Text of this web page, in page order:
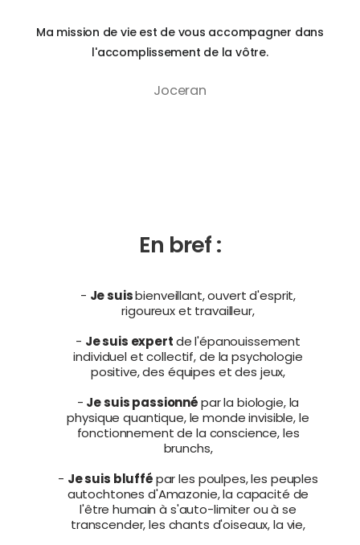
Ma mission de vie est de vous accompagner dans
l'accomplissement de la vôtre.
Joceran
En bref :
- Je suisbienveillant, ouvert d'esprit,
rigoureux et travailleur,
- Je suis expertde l'épanouissement
individuel et collectif, de la psychologie
positive, des équipes et des jeux,
- Je suis passionnépar la biologie, la
physique quantique, le monde invisible, le
fonctionnement de la conscience, les
brunchs,
- Je suis bluffépar les poulpes, les peuples
autochtones d'Amazonie, la capacité de
l'être humain à s'auto-limiter ou à se
transcender, les chants d'oiseaux, la vie,